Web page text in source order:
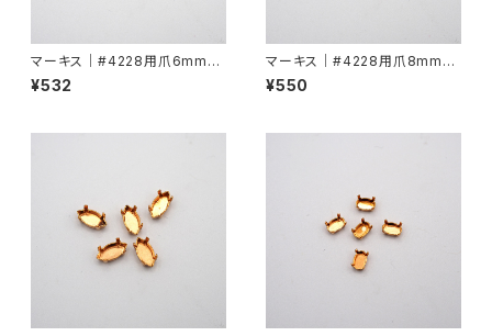
マーキス｜#4228用爪6mmx3
mm
¥532
マーキス｜#4228用爪8mmx4
mm
¥550